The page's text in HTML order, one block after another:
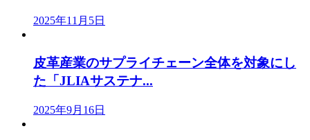
2025年11月5日
皮革産業のサプライチェーン全体を対象にし
た「JLIAサステナ...
2025年9月16日